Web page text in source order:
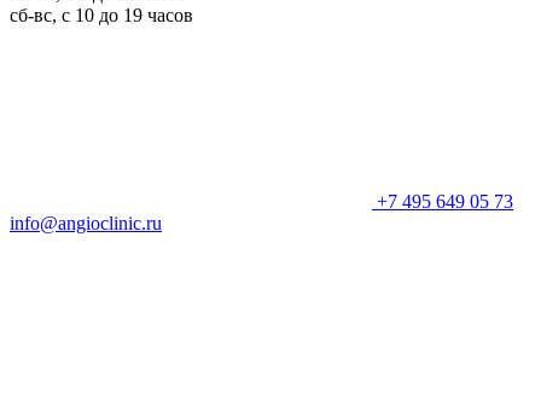
сб-вс, с 10 до 19 часов
+7 495 649 05 73
info@angioclinic.ru